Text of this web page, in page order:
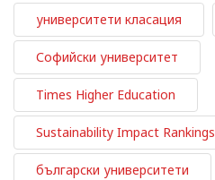
университети класация
Софийски университет
Times Higher Education
Sustainability Impact Rankings
български университети